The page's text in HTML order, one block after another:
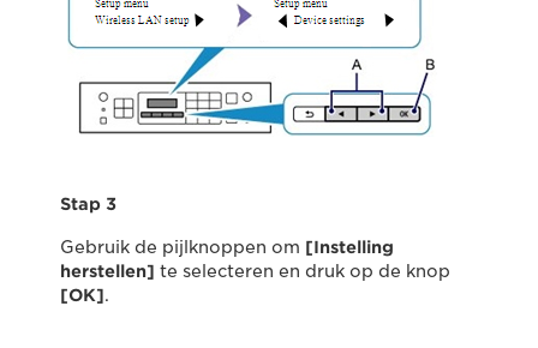
Stap 3
Gebruik de pijlknoppen om [Instelling
herstellen] te selecteren en druk op de knop
[OK].